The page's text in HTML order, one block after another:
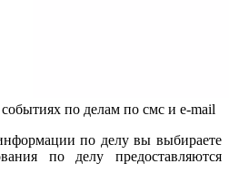
по делам по смс и e-mail
по делу вы выбираете
по делу предоставляются